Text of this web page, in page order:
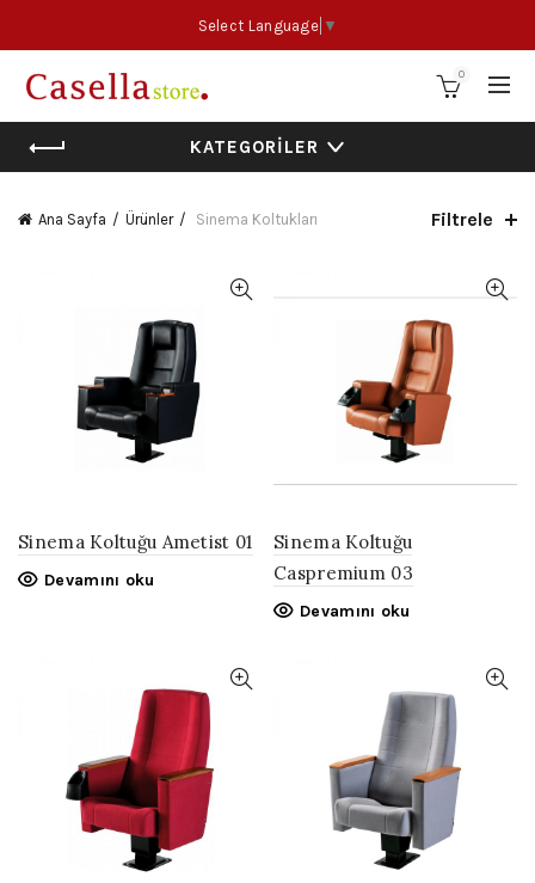
Select Language ▼
0
KATEGORILER
Ana Sayfa Ürünler Sinema Koltukları Filtrele
Sinema Koltuğu Ametist 01
Devamını oku
Sinema Koltuğu
Caspremium 03
Devamını oku